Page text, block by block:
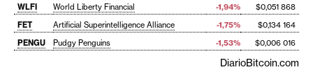
WLFI
World Liberty Financial -1,94%
$0,051 868
FET
Artificial Superintelligence Alliance -1,75%
$0,134 164
PENGU
Pudgy Penguins -1,53% $0,006 016
DiarioBitcoin.com